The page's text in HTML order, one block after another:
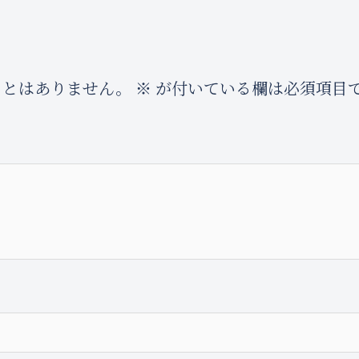
はありません。 ※ が付いている欄は必須項目